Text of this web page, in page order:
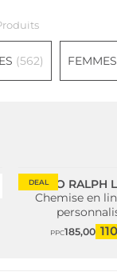
(562)
DEAL
POLO RALPH
Chemise en
PPC185,00